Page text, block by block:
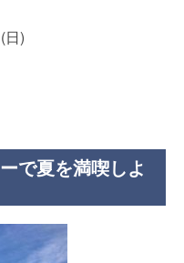
日)
で夏を満喫しよ